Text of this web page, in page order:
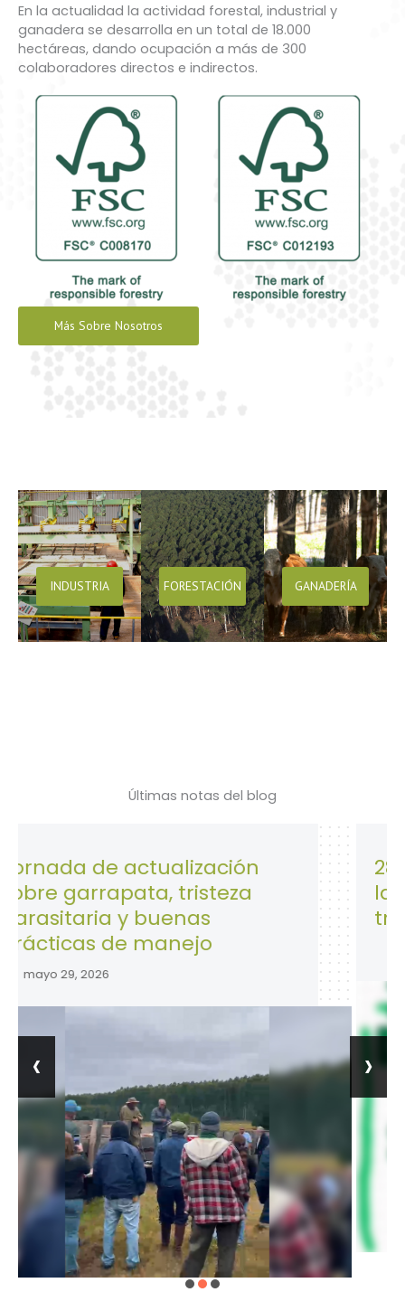
En la actualidad la actividad forestal, industrial y
ganadera se desarrolla en un total de 18.000
hectáreas, dando ocupación a más de 300
colaboradores directos e indirectos.
Más Sobre Nosotros
INDUSTRIA FORESTACIÓN GANADERÍA
Últimas notas del blog
actualización
tristeza
y buenas
manejo
28 de Abril:
la
trabajo.
abril 28, 2026
‹ ›